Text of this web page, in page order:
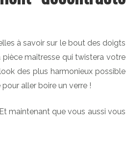
à savoir sur le bout des doigts
pièce maîtresse qui twistera votre
des plus harmonieux possible
aller boire un verre !
maintenant que vous aussi vous